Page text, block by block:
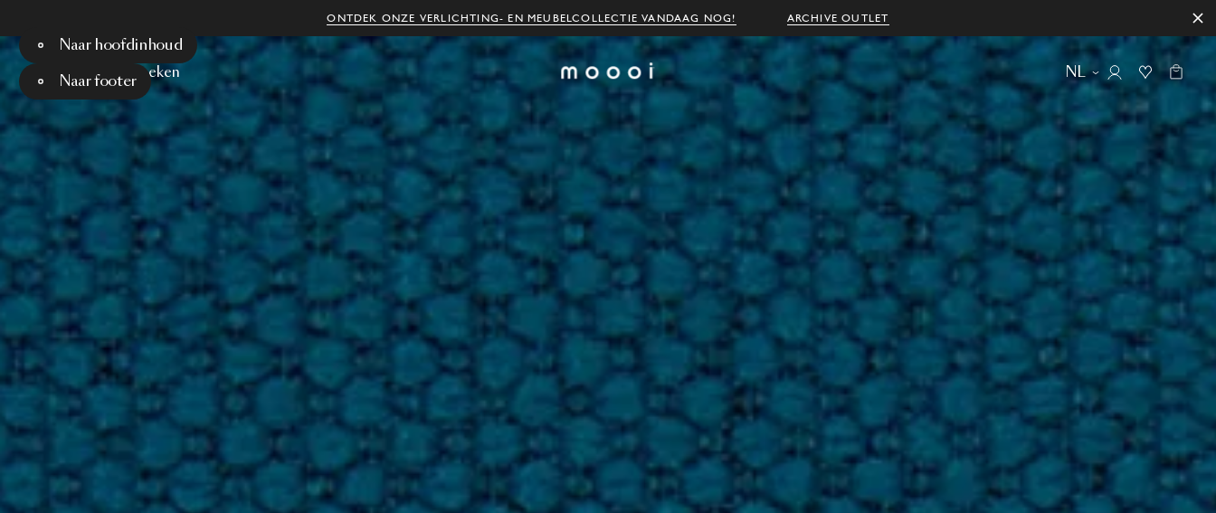
ONTDEK ONZE VERLICHTING- EN MEUBELCOLLECTIE VANDAAG NOG! ARCHIVE OUTLET
Naar hoofdinhoud
Naar footer
Menu Zoeken NL